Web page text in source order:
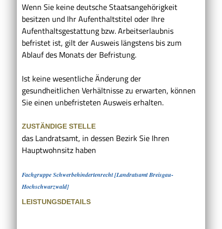
Wenn Sie keine deutsche Staatsangehörigkeit
besitzen und Ihr Aufenthaltstitel oder Ihre
Aufenthaltsgestattung bzw. Arbeitserlaubnis
befristet ist, gilt der Ausweis längstens bis zum
Ablauf des Monats der Befristung.
Ist keine wesentliche Änderung der
gesundheitlichen Verhältnisse zu erwarten, können
Sie einen unbefristeten Ausweis erhalten.
ZUSTÄNDIGE STELLE
das Landratsamt, in dessen Bezirk Sie Ihren
Hauptwohnsitz haben
Fachgruppe Schwerbehindertenrecht [Landratsamt Breisgau-
Hochschwarzwald]
LEISTUNGSDETAILS